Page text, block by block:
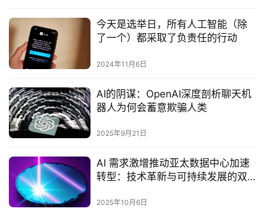
今天是选举日，所有人工智能（除
了一个）都采取了负责任的行动
2024年11月6日
AI的阴谋：OpenAI深度剖析聊天机
器人为何会蓄意欺骗人类‌
2025年9月21日
AI 需求激增推动亚太数据中心加速
转型：技术革新与可持续发展的双
2025年10月6日